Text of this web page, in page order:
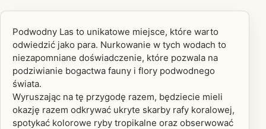
Podwodny Las to unikatowe miejsce, które warto
odwiedzić jako para. Nurkowanie w tych wodach to
niezapomniane doświadczenie, które pozwala na
podziwianie bogactwa fauny i flory podwodnego
świata.
Wyruszając na tę przygodę razem, będziecie mieli
okazję razem odkrywać ukryte skarby rafy koralowej,
spotykać kolorowe ryby tropikalne oraz obserwować